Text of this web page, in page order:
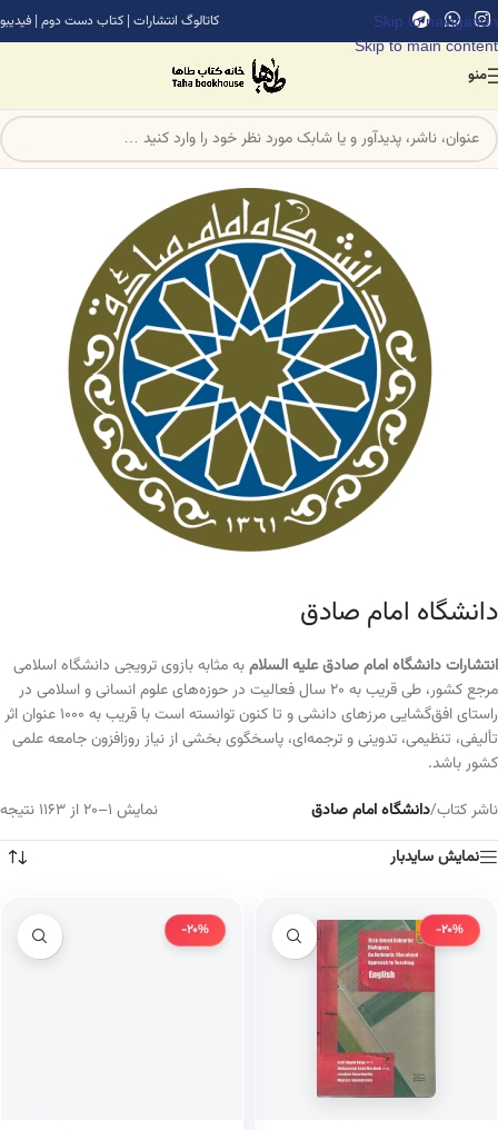
Skip to navigation
Skip to main content
کاتالوگ انتشارات | کتاب دست دوم | فیدیبو
منو
دانشگاه امام صادق
انتشارات دانشگاه امام صادق علیه السلامبه مثابه بازوی ترویجی دانشگاه اسلامی
مرجع کشور، طی قریب به ۲۰ سال فعالیت در حوزه‌های علوم انسانی و اسلامی در
راستای افق‌گشایی مرزهای دانشی و تا کنون توانسته است با قریب به ۱۰۰۰ عنوان اثر
تألیفی، تنظیمی، تدوینی و ترجمه‌ای، پاسخگوی بخشی از نیاز روزافزون جامعه علمی
کشور باشد.
ناشر کتاب/دانشگاه امام صادق
نمایش 1–20 از 1163 نتیجه
نمایش سایدبار
-20%
-20%